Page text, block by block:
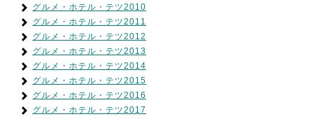
グルメ・ホテル・テツ2010
グルメ・ホテル・テツ2011
グルメ・ホテル・テツ2012
グルメ・ホテル・テツ2013
グルメ・ホテル・テツ2014
グルメ・ホテル・テツ2015
グルメ・ホテル・テツ2016
グルメ・ホテル・テツ2017